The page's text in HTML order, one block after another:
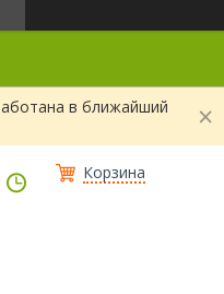
в ближайший
Корзина